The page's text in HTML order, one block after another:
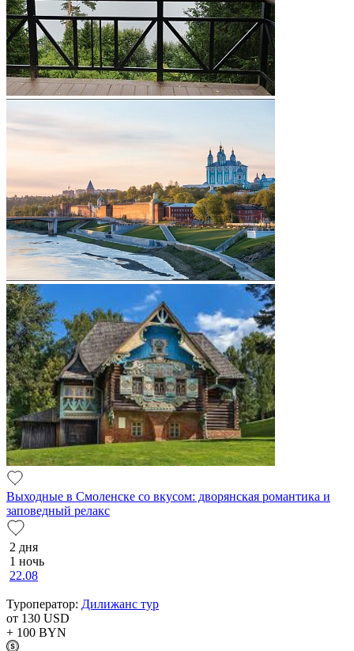
Выходные в Смоленске со вкусом: дворянская романтика и
заповедный релакс
2 дня
1 ночь
22.08
Туроператор: Дилижанс тур
от 130 USD
+ 100 BYN